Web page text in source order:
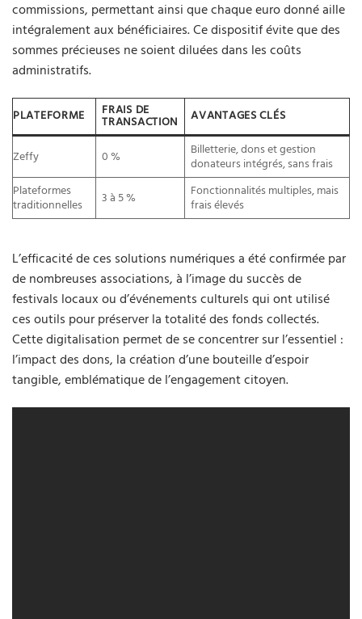
commissions, permettant ainsi que chaque euro donné aille
intégralement aux bénéficiaires. Ce dispositif évite que des
sommes précieuses ne soient diluées dans les coûts
administratifs.
PLATEFORME FRAIS DE
TRANSACTION AVANTAGES CLÉS
Zeffy 0 %
Billetterie, dons et gestion
donateurs intégrés, sans frais
Plateformes
traditionnelles
3 à 5 %
Fonctionnalités multiples, mais
frais élevés
L’efficacité de ces solutions numériques a été confirmée par
de nombreuses associations, à l’image du succès de
festivals locaux ou d’événements culturels qui ont utilisé
ces outils pour préserver la totalité des fonds collectés.
Cette digitalisation permet de se concentrer sur l’essentiel :
l’impact des dons, la création d’une bouteille d’espoir
tangible, emblématique de l’engagement citoyen.